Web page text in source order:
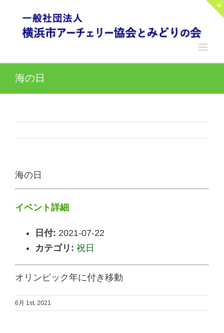
content
海の日
海の日
イベント詳細
日付: 2021-07-22
カテゴリ: 祝日
オリンピック年に付き移動
6月 1st, 2021